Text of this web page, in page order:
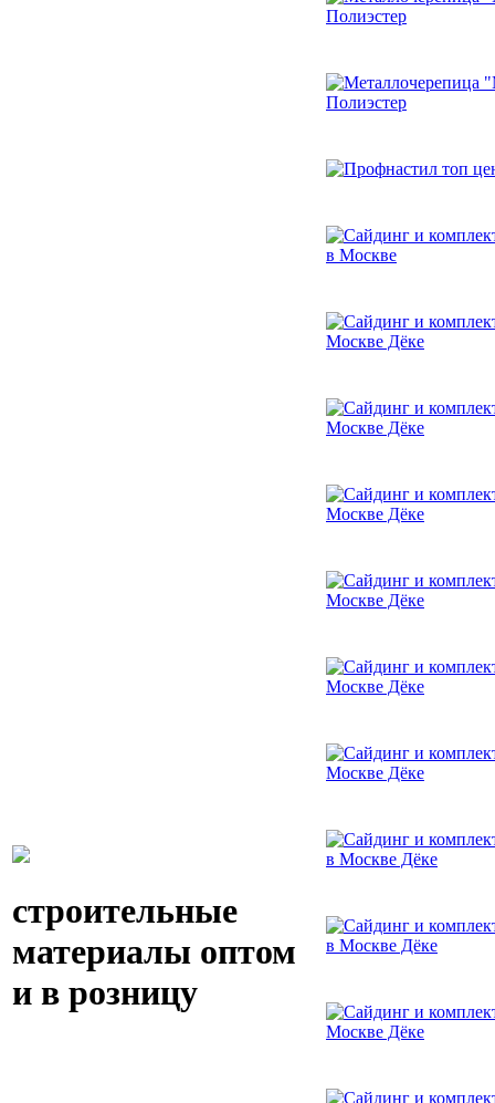
строительные
материалы оптом
и в розницу